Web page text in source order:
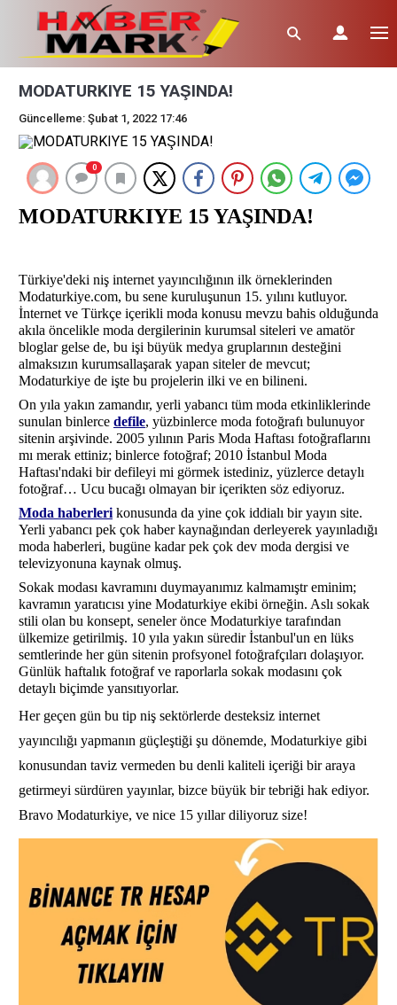
MODATURKIYE 15 YAŞINDA!
Güncelleme: Şubat 1, 2022 17:46
0
MODATURKIYE 15 YAŞINDA!
Türkiye'deki niş internet yayıncılığının ilk örneklerinden
Modaturkiye.com, bu sene kuruluşunun 15. yılını kutluyor.
İnternet ve Türkçe içerikli moda konusu mevzu bahis olduğunda
akıla öncelikle moda dergilerinin kurumsal siteleri ve amatör
bloglar gelse de, bu işi büyük medya gruplarının desteğini
almaksızın kurumsallaşarak yapan siteler de mevcut;
Modaturkiye de işte bu projelerin ilki ve en bilineni.
On yıla yakın zamandır, yerli yabancı tüm moda etkinliklerinde
sunulan binlerce defile, yüzbinlerce moda fotoğrafı bulunuyor
sitenin arşivinde. 2005 yılının Paris Moda Haftası fotoğraflarını
mı merak ettiniz; binlerce fotoğraf; 2010 İstanbul Moda
Haftası'ndaki bir defileyi mi görmek istediniz, yüzlerce detaylı
fotoğraf… Ucu bucağı olmayan bir içerikten söz ediyoruz.
Moda haberleri konusunda da yine çok iddialı bir yayın site.
Yerli yabancı pek çok haber kaynağından derleyerek yayınladığı
moda haberleri, bugüne kadar pek çok dev moda dergisi ve
televizyonuna kaynak olmuş.
Sokak modası kavramını duymayanımız kalmamıştr eminim;
kavramın yaratıcısı yine Modaturkiye ekibi örneğin. Aslı sokak
stili olan bu konsept, seneler önce Modaturkiye tarafından
ülkemize getirilmiş. 10 yıla yakın süredir İstanbul'un en lüks
semtlerinde her gün sitenin profsyonel fotoğrafçıları dolaşıyor.
Günlük haftalık fotoğraf ve raporlarla sokak modasını çok
detaylı biçimde yansıtıyorlar.
Her geçen gün bu tip niş sektörlerde desteksiz internet
yayıncılığı yapmanın güçleştiği şu dönemde, Modaturkiye gibi
konusundan taviz vermeden bu denli kaliteli içeriği bir araya
getirmeyi sürdüren yayınlar, bizce büyük bir tebriği hak ediyor.
Bravo Modaturkiye, ve nice 15 yıllar diliyoruz size!